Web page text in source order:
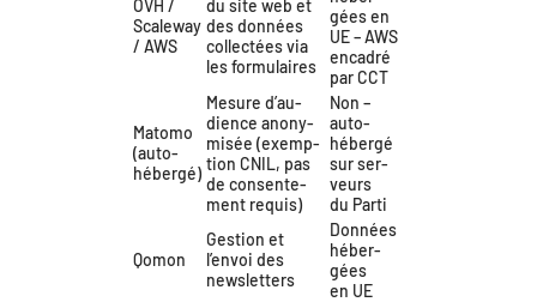
OVH /
Scaleway
/ AWS
du site web et
des don­nées
col­lec­tées via
les formulaires
gées en
UE – AWS
enca­dré
par CCT
Matomo
(auto-
héber­gé)
Mesure d’au­
dience ano­ny­
mi­sée (exemp­
tion CNIL, pas
de consen­te­
ment requis)
Non –
auto-
héber­gé
sur ser­
veurs
du Parti
Qomon
Gestion et
l’envoi des
newsletters
Données
héber­
gées
en UE